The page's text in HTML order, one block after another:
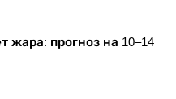
жара: прогноз на 10–14